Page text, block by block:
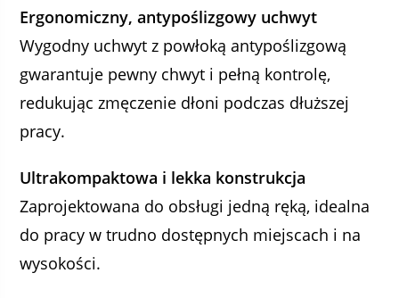
Ergonomiczny, antypoślizgowy uchwyt
Wygodny uchwyt z powłoką antypoślizgową
gwarantuje pewny chwyt i pełną kontrolę,
redukując zmęczenie dłoni podczas dłuższej
pracy.
Ultrakompaktowa i lekka konstrukcja
Zaprojektowana do obsługi jedną ręką, idealna
do pracy w trudno dostępnych miejscach i na
wysokości.